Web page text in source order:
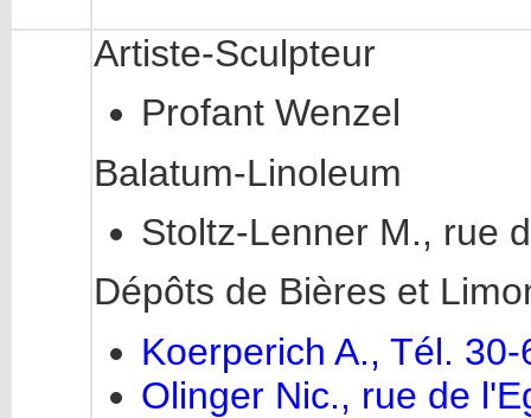
Artiste-Sculpteur
Profant Wenzel
Balatum-Linoleum
Stoltz-Lenner M., rue
Dépôts de Bières et
Koerperich A., Tél. 30-
Olinger Nic., rue de